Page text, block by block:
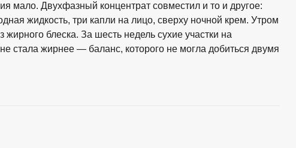
мало. Двухфазный концентрат совместил и то и другое:
жидкость, три капли на лицо, сверху ночной крем. Утром
блеска. За шесть недель сухие участки на
стала жирнее — баланс, которого не могла добиться двумя